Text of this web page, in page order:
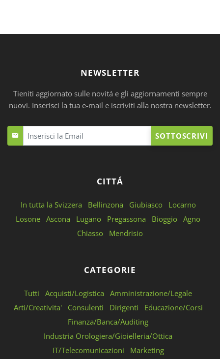
NEWSLETTER
Tieniti aggiornato sulle novitá e gli aggiornamenti sempre
nuovi. Inserisci la tua e-mail e iscriviti alla nostra newsletter.
SOTTOSCRIVI
CITTÁ
In tutta la Svizzera Bellinzona Giubiasco
Locarno
Losone Ascona Lugano Pregassona Bioggio Agno
Chiasso
Mendrisio
CATEGORIE
Tutti Acquisti/Logistica
Amministrazione/Legale
Arti/Creativita'
Consulenti Dirigenti
Educazione/Corsi
Finanza/Banca/Auditing
Industria Orologiera/Gioielleria/Ottica
IT/Telecomunicazioni
Marketing